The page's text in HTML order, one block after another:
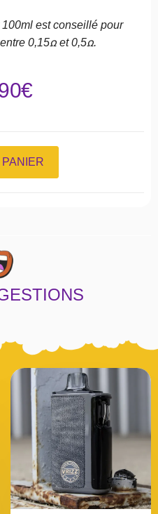
est conseillé pour
0,15ꭥ et 0,5ꭥ.
€